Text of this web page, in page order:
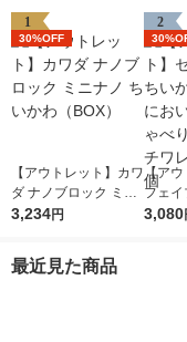
1
30%OFF
【アウトレット】カワ
ダ ナノブロック ミニ
ナノ ちいかわ（BO
3,234円
2
【ア
フェ
あそび
3,080
最近見た商品